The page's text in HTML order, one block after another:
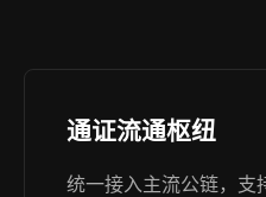
通证流通枢纽
统一接入主流公链，支